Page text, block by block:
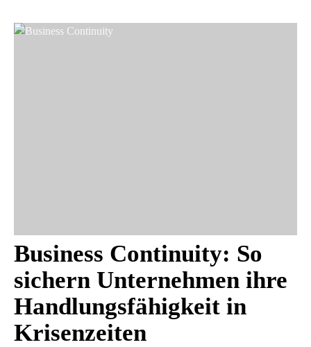
Business Continuity: So
sichern Unternehmen ihre
Handlungsfähigkeit in
Krisenzeiten